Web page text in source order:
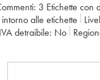
3 Etichette con
alle etichette
IVA detraibile: no